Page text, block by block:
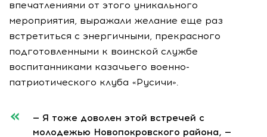
впечатлениями от этого уникального
мероприятия, выражали желание еще раз
встретиться с энергичными, прекрасного
подготовленными к воинской службе
воспитанниками казачьего военно-
патриотического клуба «Русичи».
— Я тоже доволен этой встречей с
молодежью Новопокровского района, —